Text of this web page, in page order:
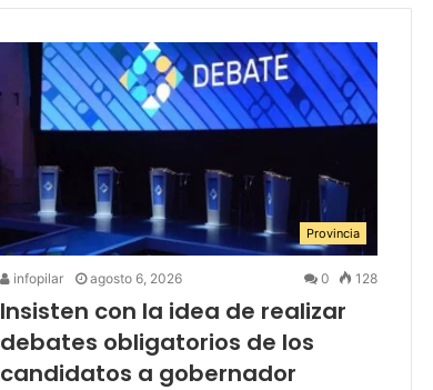
Provincia
infopilar agosto 6, 2026 0 128
Insisten con la idea de realizar
debates obligatorios de los
candidatos a gobernador